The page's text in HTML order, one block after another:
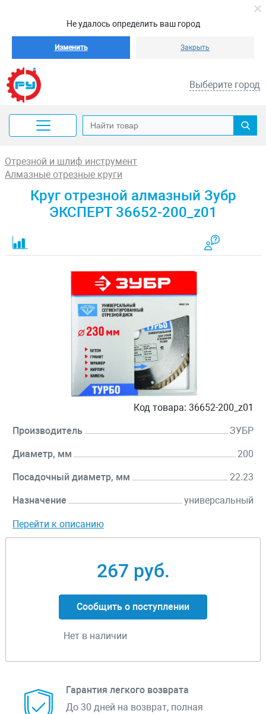
Не удалось определить ваш город
Изменить Закрыть
Выберите город
Отрезной и шлиф инструмент
Алмазные отрезные круги
Круг отрезной алмазный Зубр
ЭКСПЕРТ 36652-200_z01
Код товара: 36652-200_z01
Производитель ЗУБР
Диаметр, мм 200
Посадочный диаметр, мм 22.23
Назначение универсальный
Перейти к описанию
267 руб.
Сообщить о поступлении
Нет в наличии
Гарантия легкого возврата
До 30 дней на возврат, полная